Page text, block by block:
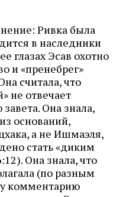
Ривка была
в наследники
глазах Эсав охотно
и «пренебрег»
считала, что
не отвечает
Она знала,
оснований,
а не Ишмаэля,
стать «диким
Она знала, что
(по разным
комментарию